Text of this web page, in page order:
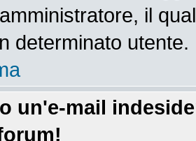
il
determinato utente.
un'e-mail